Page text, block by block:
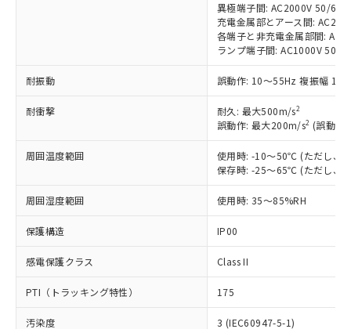
異極端子間: AC2000V 50/
充電金属部とアース間:
各端子と非充電金属部間:
ランプ端子間: AC1000V 50/
耐振動 誤動作: 10～55Hz 複振幅
耐衝撃 耐久: 最大500m/s2
誤動作: 最大200m/s2 (誤動作
周囲温度範囲
使用時: -10～50℃ (ただし、
保存時: -25～65℃ (ただし、
周囲湿度範囲 使用時: 35～85%RH
保護構造 IP00
感電保護クラス Class II
PTI（トラッキング特性） 175
汚染度 3 (IEC60947-5-1)
(税抜)を提供させていただくもので
当社制御機器事業取扱商品の中には、
本サービスの対象外となる商品もある
在庫状況および標準価格照会結果は、
記載している更新日時点での社内デー
タに基づき作成されるものであり、閲
準価格とは異なる場合があることをご
正式な納期状況および標準価格はお客
様のお取引先、またはお客様担当のオ
ムロン制御機器販売店・当社販売員に
オムロン制御機器販売店や当社販売拠
販売ネットワーク
」をご確認
ください。
在庫状況および標準価格結果を当社の
非該当品：ライセンス料など無形物で、有
害物質有無と関係のない商品です。
仕入先様の事情により、非含有部品として
いたものが、含有品と判明した場合などや
むを得ず変更することがあります。
鉛(Pb) 1000ppm以下、 水銀(Hg) 1000ppm以下、 カド
六価クロム(Cr(Ⅵ)) 1000ppm以下、ポリ臭化ビフェニル
類(PBB) 1000ppm以下、ポリ臭化ジフェニルエーテル類
ル) (DEHP)(別名：DOP) 1000ppm以下、フタル酸ブチ
ルベンジル（BBP） 1000ppm以下、フタル酸ジブチル
（DBP） 1000ppm以下、フタル酸ジイソブチル
(DIBP) 1000ppm以下
但し、RoHS指令で産業用監視および制御機器に対する
フタル酸エステル類の４物質については閾値を超える意
図的な使用がないことを確認しています。
「○」：最大均質材料含有率が中国RoHSの
基準値以下であることを示します。
「×」：最大均質材料含有率が中国RoHSの
基準値を超えていることを示します。
「－」：未確認です。当社販売部門へお問
Pb(鉛) :1000ppm、 Hg(水銀) : 1000ppm、 Cd(カドミウ
ム) : 100ppm、
Cr(Ⅵ)(六価クロム) : 1000ppm、 PBBs(ポリ臭化ビフェ
ニル類) : 1000ppm、 PBDEs(ポリ臭化ジフェニルエーテ
ル類) : 1000ppm、
DBP(フタル酸ジブチル) : 1000ppm、 DIBP(フタル酸ジ
イソブチル) : 1000ppm、 BBP(フタル酸ブチルベンジ
ル) : 1000ppm、
※2 環境保護使用期限
「ｅ」：有害物質（10物質）のすべてが基
当社は、これら貴社製品のうち、外国
為替および外国貿易法に定める商品
（以下｢規制貨物等」という）を輸出
または国外への提供する場合は、日本
国政府の輸出許可(または役務取引許
可)を取得するなどの必要な手続きを
全に破砕するなど、違法に輸出されな
いよう必要な手段を講じます。
ル、化学兵器、生物兵器またはその他
武器並びにこれらの製造装置等に一切
使用いたしません。
当社は、貴社製品を第三者に販売する
場合は、上記1、2および3の内容を当
一定数以上の在庫あり
－
在庫なし(最新の在庫状況につ
いては、お客様のお取引先、ま
たはお客様担当のオムロン制御
機器販売店・当社販売員にご確